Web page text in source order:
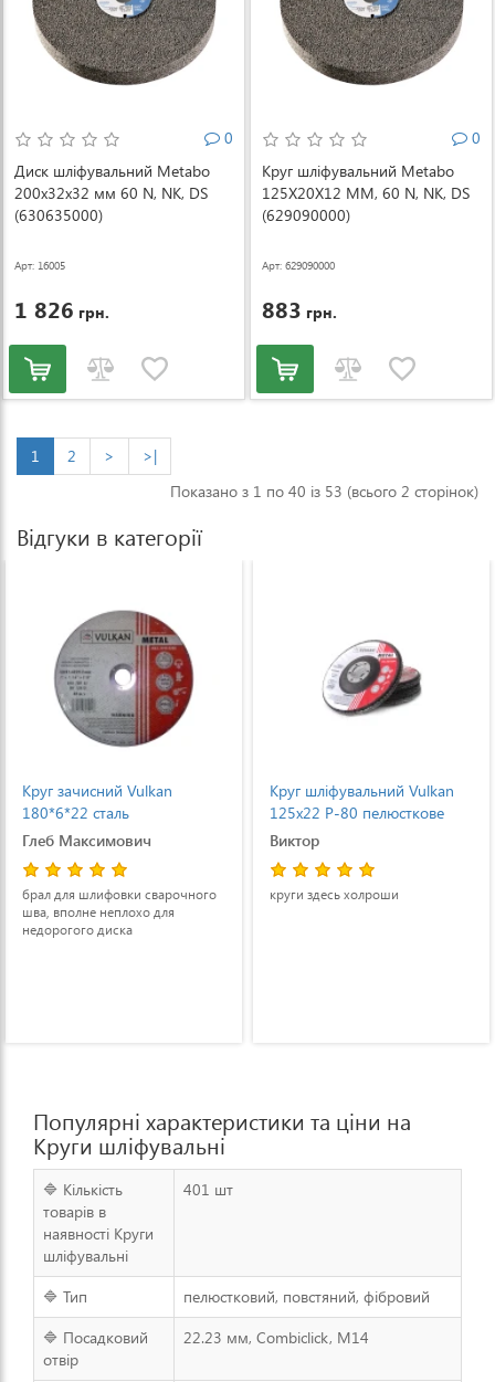
0
Диск шліфувальний Metabo
200x32x32 мм 60 N, NK, DS
(630635000)
Арт: 16005
1 826 грн.
0
Круг шліфувальний Metabo
125X20X12 ММ, 60 N, NK, DS
(629090000)
Арт: 629090000
883 грн.
1 2 >
>|
Показано з 1 по 40 із 53 (всього 2 сторінок)
Відгуки в категорії
Круг зачисний Vulkan
180*6*22 сталь
Глеб Максимович
брал для шлифовки сварочного
шва, вполне неплохо для
недорогого диска
Круг шліфувальний Vulkan
125x22 P-80 пелюсткове
Виктор
круги здесь холроши
Популярні характеристики та ціни на
Круги шліфувальні
🔷 Кількість
товарів в
наявності Круги
шліфувальні
401 шт
🔷 Тип
пелюстковий, повстяний, фібровий
🔷 Посадковий
отвір
22.23 мм, Combiclick, M14